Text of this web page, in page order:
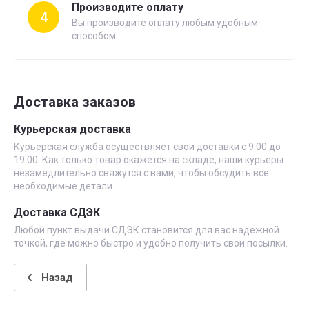
4
Производите оплату
Вы производите оплату любым удобным
способом.
Доставка заказов
Курьерская доставка
Курьерская служба осуществляет свои доставки с 9:00 до
19:00. Как только товар окажется на складе, наши курьеры
незамедлительно свяжутся с вами, чтобы обсудить все
необходимые детали.
Доставка СДЭК
Любой пункт выдачи СДЭК становится для вас надежной
точкой, где можно быстро и удобно получить свои посылки.
Назад